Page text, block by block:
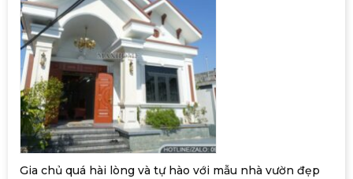
Gia chủ quá hài lòng và tự hào với mẫu nhà vườn đẹp